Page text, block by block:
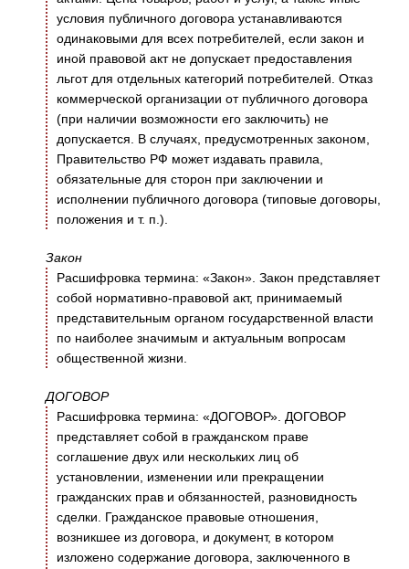
условия публичного договора устанавливаются
одинаковыми для всех потребителей, если закон и
иной правовой акт не допускает предоставления
льгот для отдельных категорий потребителей. Отказ
коммерческой организации от публичного договора
(при наличии возможности его заключить) не
допускается. В случаях, предусмотренных законом,
Правительство РФ может издавать правила,
обязательные для сторон при заключении и
исполнении публичного договора (типовые договоры,
положения и т. п.).
Закон
Расшифровка термина: «Закон». Закон представляет
собой нормативно-правовой акт, принимаемый
представительным органом государственной власти
по наиболее значимым и актуальным вопросам
общественной жизни.
ДОГОВОР
Расшифровка термина: «ДОГОВОР». ДОГОВОР
представляет собой в гражданском праве
соглашение двух или нескольких лиц об
установлении, изменении или прекращении
гражданских прав и обязанностей, разновидность
сделки. Гражданское правовые отношения,
возникшее из договора, и документ, в котором
изложено содержание договора, заключенного в